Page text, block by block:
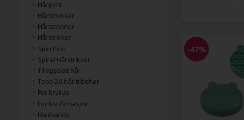
-47%
Hårpynt
Hårsmykker
Hårspenner
Hårstrikker
Spin Pins
Spiral Hårstrikker
Til oppsatt hår
Topp 20 hår tilbehør
For bryllup
For konfirmasjon
Hairbands